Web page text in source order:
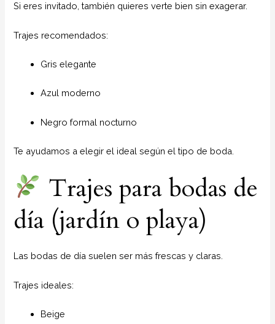
Si eres invitado, también quieres verte bien sin exagerar.
Trajes recomendados:
Gris elegante
Azul moderno
Negro formal nocturno
Te ayudamos a elegir el ideal según el tipo de boda.
Trajes para bodas de
día (jardín o playa)
Las bodas de día suelen ser más frescas y claras.
Trajes ideales:
Beige